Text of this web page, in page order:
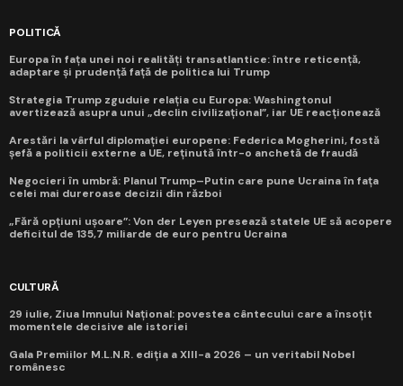
POLITICĂ
Europa în fața unei noi realități transatlantice: între reticență,
adaptare și prudență față de politica lui Trump
Strategia Trump zguduie relația cu Europa: Washingtonul
avertizează asupra unui „declin civilizațional”, iar UE reacționează
Arestări la vârful diplomației europene: Federica Mogherini, fostă
șefă a politicii externe a UE, reținută într-o anchetă de fraudă
Negocieri în umbră: Planul Trump–Putin care pune Ucraina în fața
celei mai dureroase decizii din război
„Fără opțiuni ușoare”: Von der Leyen presează statele UE să acopere
deficitul de 135,7 miliarde de euro pentru Ucraina
CULTURĂ
29 iulie, Ziua Imnului Național: povestea cântecului care a însoțit
momentele decisive ale istoriei
Gala Premiilor M.L.N.R. ediția a XIII-a 2026 – un veritabil Nobel
românesc